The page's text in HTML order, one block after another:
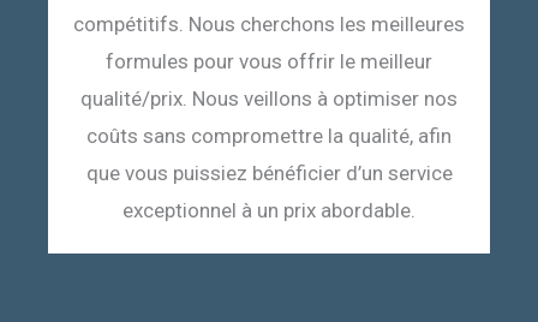
compétitifs. Nous cherchons les meilleures
formules pour vous offrir le meilleur
qualité/prix. Nous veillons à optimiser nos
coûts sans compromettre la qualité, afin
que vous puissiez bénéficier d’un service
exceptionnel à un prix abordable.